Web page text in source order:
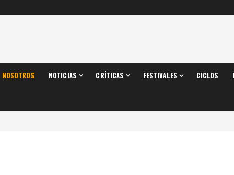
NOSOTROS NOTICIAS CRÍTICAS FESTIVALES CICLOS